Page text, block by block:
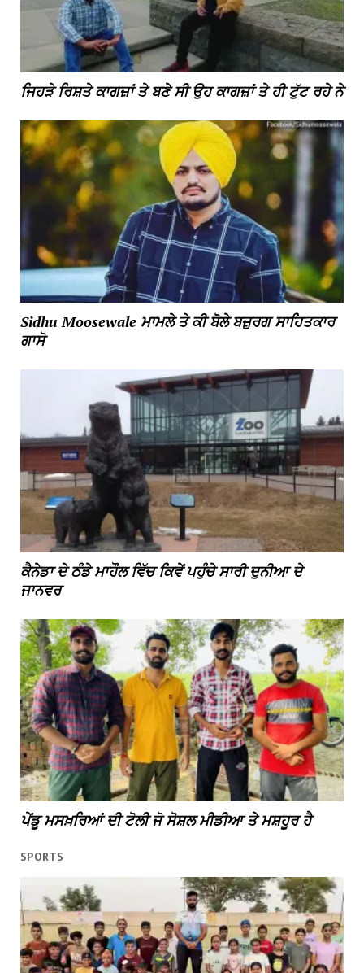
ਜਿਹੜੇ ਰਿਸ਼ਤੇ ਕਾਗਜ਼ਾਂ ਤੇ ਬਣੇ ਸੀ ਉਹ ਕਾਗਜ਼ਾਂ ਤੇ ਹੀ ਟੁੱਟ ਰਹੇ ਨੇ
Sidhu Moosewale ਮਾਮਲੇ ਤੇ ਕੀ ਬੋਲੇ ਬਜ਼ੁਰਗ ਸਾਹਿਤਕਾਰ
ਗਾਸੋ
ਕੈਨੇਡਾ ਦੇ ਠੰਡੇ ਮਾਹੌਲ ਵਿੱਚ ਕਿਵੇਂ ਪਹੁੰਚੇ ਸਾਰੀ ਦੁਨੀਆ ਦੇ
ਜਾਨਵਰ
ਪੇਂਡੂ ਮਸਖ਼ਰਿਆਂ ਦੀ ਟੋਲੀ ਜੋ ਸੋਸ਼ਲ ਮੀਡੀਆ ਤੇ ਮਸ਼ਹੂਰ ਹੈ
SPORTS